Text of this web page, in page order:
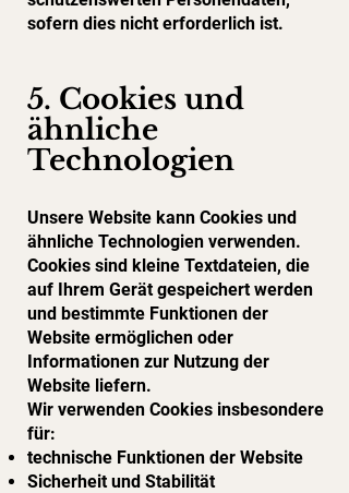
sofern dies nicht erforderlich ist.
5. Cookies und
ähnliche
Technologien
Unsere Website kann Cookies und
ähnliche Technologien verwenden.
Cookies sind kleine Textdateien, die
auf Ihrem Gerät gespeichert werden
und bestimmte Funktionen der
Website ermöglichen oder
Informationen zur Nutzung der
Website liefern.
Wir verwenden Cookies insbesondere
für:
technische Funktionen der Website
Sicherheit und Stabilität